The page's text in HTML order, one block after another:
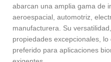
abarcan una amplia gama de
aeroespacial, automotriz,
manufacturera. Su
propiedades excepcionales,
preferido para aplicaciones